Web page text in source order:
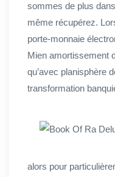
sommes de plus
même récupérez.
porte-monnaie
Mien amortissement
qu’avec planisphère
transformation
alors pour